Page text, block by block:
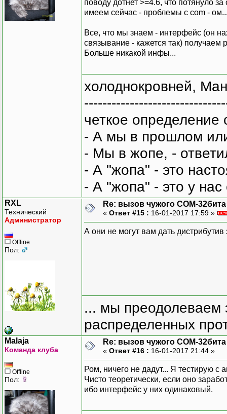
поводу дотнет >=4.6, что потянуло
имеем сейчас - проблемы с com -
Все, что мы знаем - интерфейс (он
связывание - кажется так) получаем
Больше никакой инфы...
холоднокровней,
четкое
- А мы в прошлом
- Мы в жопе, -
- А "жопа" - это
- А "жопа" - это у
RXL
Технический
Администратор
Offline
Пол:
Re: вызов чужого COM-
« Ответ #15 : 16-01-2017 17:59 »
А они не могут вам дать дистрибутив
... мы преодолеваем
распределенных
Malaja
Команда клуба
Offline
Пол:
Re: вызов чужого COM-
« Ответ #16 : 16-01-2017 21:44 »
Ром, ничего не дадут... Я тестирую
Чисто теоретически, если оно
ибо интерфейс у них одинаковый.